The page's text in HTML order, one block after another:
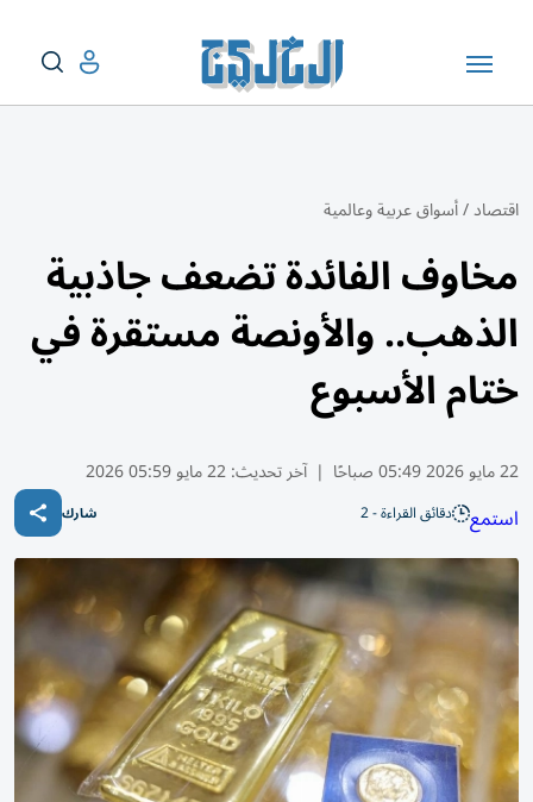
اقتصاد/أسواق عربية وعالمية
مخاوف الفائدة تضعف جاذبية
الذهب.. والأونصة مستقرة في
ختام الأسبوع
22 مايو 2026 05:49 صباحًا | آخر تحديث:22 مايو 05:59 2026
استمع دقائق القراءة - 2 شارك